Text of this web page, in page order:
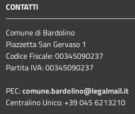
CONTATTI
Comune di Bardolino
Piazzetta San Gervaso 1
Codice Fiscale: 00345090237
Partita IVA: 00345090237
PEC:comune.bardolino@legalmail.it
Centralino Unico: +39 045 6213210